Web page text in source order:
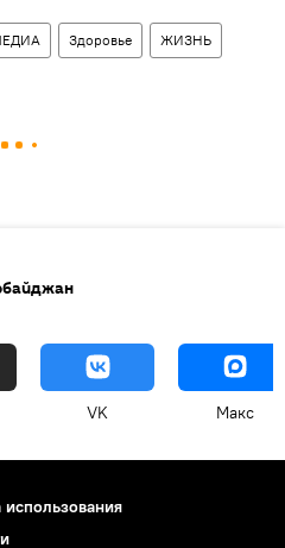
Здоровье ЖИЗНЬ
VK Макс
использования